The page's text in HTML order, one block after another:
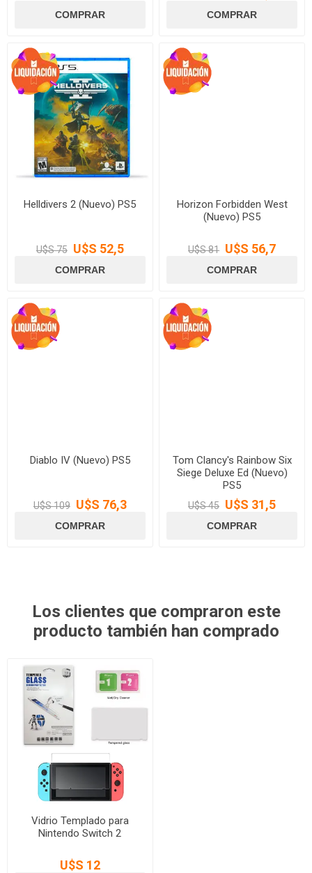
Helldivers 2 (Nuevo) PS5
U$S 75 U$S 52,5
Horizon Forbidden West
(Nuevo) PS5
U$S 81 U$S 56,7
Diablo IV (Nuevo) PS5
U$S 109 U$S 76,3
Tom Clancy's Rainbow Six
Siege Deluxe Ed (Nuevo)
PS5
U$S 45 U$S 31,5
Los clientes que compraron este
producto también han comprado
Vidrio Templado para
Nintendo Switch 2
U$S 12